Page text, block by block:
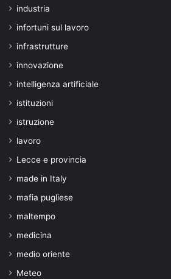
industria
infortuni sul lavoro
infrastrutture
innovazione
intelligenza artificiale
istituzioni
istruzione
lavoro
Lecce e provincia
made in Italy
mafia pugliese
maltempo
medicina
medio oriente
Meteo